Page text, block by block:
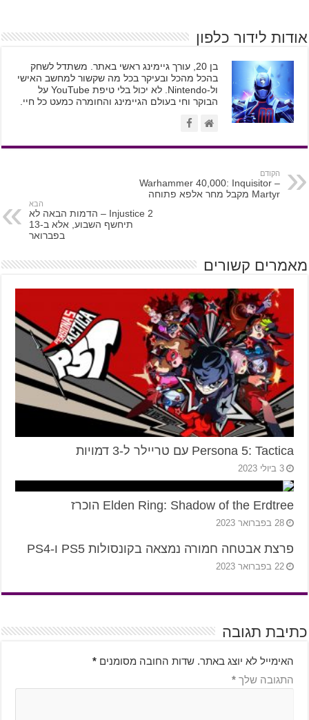
אודות לידור כלפון
בן 20, עורך גיימינג ראשי באתר. משתדל לשחק
בהכל מהכל ובעיקר בכל מה שקשור למחשב האישי
ול-Nintendo. לא יכול בלי טיפת YouTube על
הבוקר וחי בעולם הגיימינג והחומרה כמעט כל חיי.
הקודם
Warhammer 40,000: Inquisitor –
Martyr מקבל מחר אלפא פתוחה
הבא
Injustice 2 – הדמות הבאה לא
תיחשף השבוע, אלא ב-13
בפברואר
מאמרים קשורים
Persona 5: Tactica עם טריילר ל-3 דמויות
3 ביולי 2023
Elden Ring: Shadow of the Erdtree הוכרז
28 בפברואר 2023
פרצת אבטחה חמורה נמצאה בקונסולות PS5 ו-PS4
22 בפברואר 2023
כתיבת תגובה
האימייל לא יוצג באתר. שדות החובה מסומנים *
התגובה שלך *